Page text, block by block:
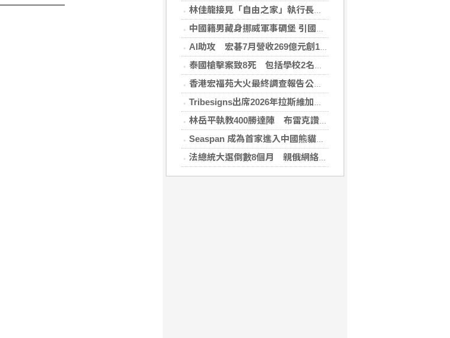
林佳龍接見「自由之家」執行長 盼台成印太INGO樞紐
中國籍男藏身挪威軍事碉堡 引國安疑慮遭驅逐
AI助攻 宏碁7月營收269億元創13年同期新高
泰國槍擊案致8死 包括學校2名教師3名職員
香港宏福苑大火最終調查報告公布 菸頭引燃施工雜物
Tribesigns出席2026年拉斯維加斯家具展，擴大與美國領先家居零售商的合作
林岳平執教400勝達陣 布雷克讚獲球員愛戴
Seaspan 成為首家進入中國熊貓債券市場的國際船東及營運商
法總統大選倒數8個月 親俄網絡針對3名參選人造謠